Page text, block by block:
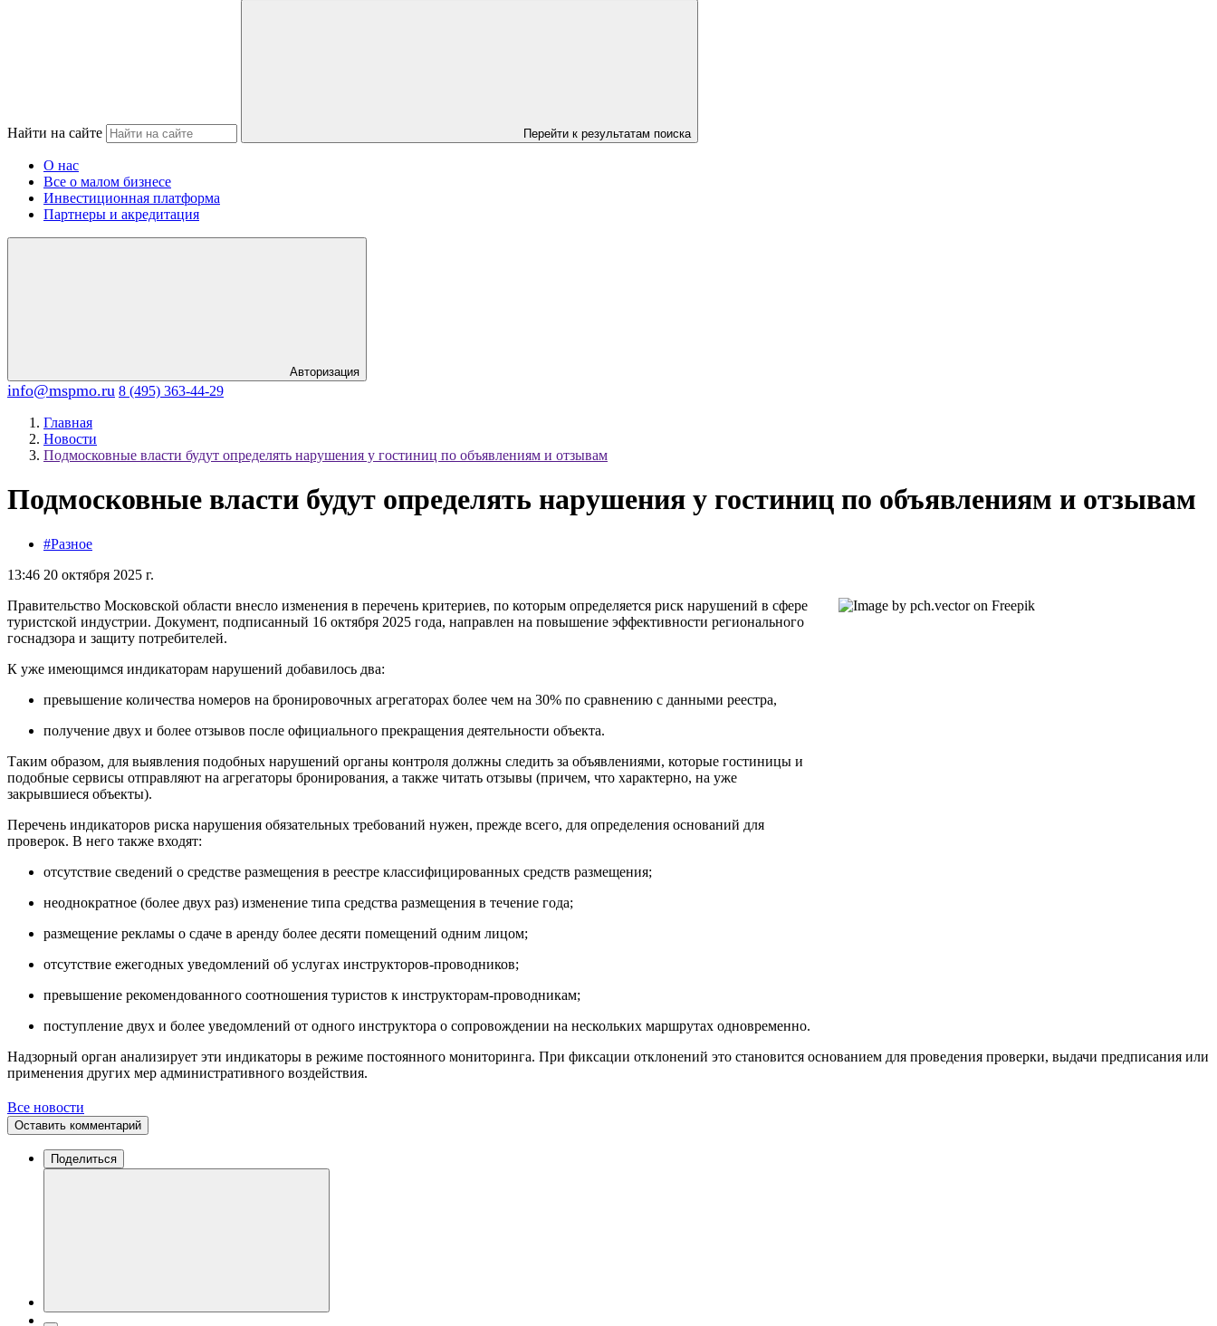
Найти на сайте Перейти к результатам поиска
О нас
Все о малом бизнесе
Инвестиционная платформа
Партнеры и акредитация
Авторизация
info@mspmo.ru 8 (495) 363-44-29
Главная
Новости
Подмосковные власти будут определять нарушения у гостиниц по объявлениям и отзывам
Подмосковные власти будут определять нарушения у гостиниц по объявлениям и отзывам
#Разное
13:46 20 октября 2025 г.
Правительство Московской области внесло изменения в перечень критериев, по которым определяется риск нарушений в сфере
туристской индустрии. Документ, подписанный 16 октября 2025 года, направлен на повышение эффективности регионального
госнадзора и защиту потребителей.
К уже имеющимся индикаторам нарушений добавилось два:
превышение количества номеров на бронировочных агрегаторах более чем на 30% по сравнению с данными реестра,
получение двух и более отзывов после официального прекращения деятельности объекта.
Таким образом, для выявления подобных нарушений органы контроля должны следить за объявлениями, которые гостиницы и
подобные сервисы отправляют на агрегаторы бронирования, а также читать отзывы (причем, что характерно, на уже
закрывшиеся объекты).
Перечень индикаторов риска нарушения обязательных требований нужен, прежде всего, для определения оснований для
проверок. В него также входят:
отсутствие сведений о средстве размещения в реестре классифицированных средств размещения;
неоднократное (более двух раз) изменение типа средства размещения в течение года;
размещение рекламы о сдаче в аренду более десяти помещений одним лицом;
отсутствие ежегодных уведомлений об услугах инструкторов-проводников;
превышение рекомендованного соотношения туристов к инструкторам-проводникам;
поступление двух и более уведомлений от одного инструктора о сопровождении на нескольких маршрутах одновременно.
Надзорный орган анализирует эти индикаторы в режиме постоянного мониторинга. При фиксации отклонений это становится основанием для проведения проверки, выдачи предписания или
применения других мер административного воздействия.
Все новости
Оставить комментарий
Поделиться